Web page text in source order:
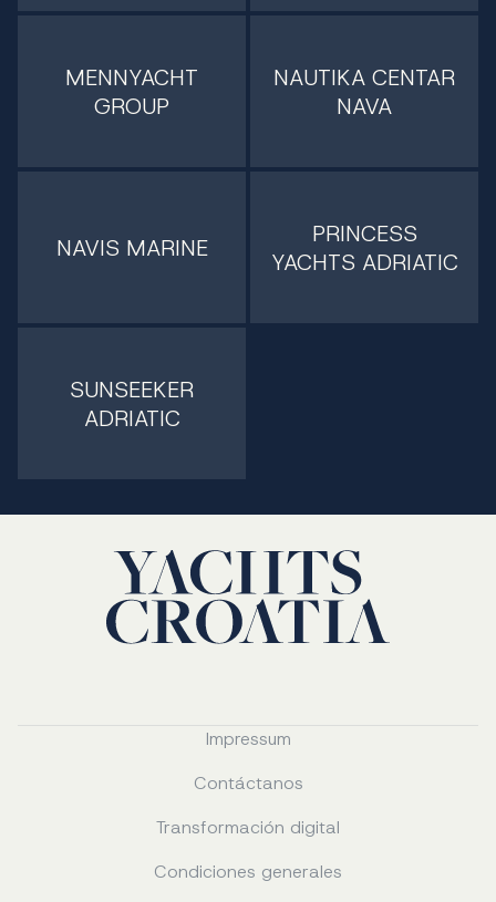
MENNYACHT
GROUP
NAUTIKA CENTAR
NAVA
NAVIS MARINE
PRINCESS
YACHTS ADRIATIC
SUNSEEKER
ADRIATIC
Impressum
Contáctanos
Transformación digital
Condiciones generales